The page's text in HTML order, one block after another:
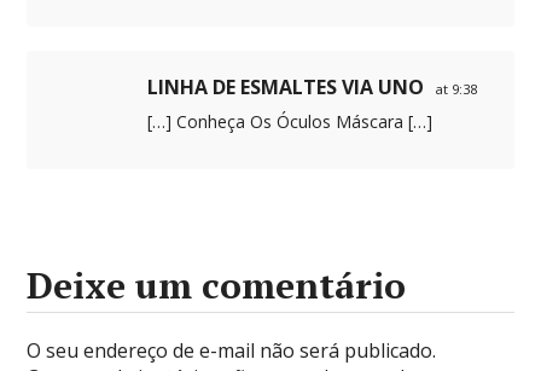
LINHA DE ESMALTES VIA UNO at 9:38
[…] Conheça Os Óculos Máscara […]
Deixe um comentário
O seu endereço de e-mail não será publicado.